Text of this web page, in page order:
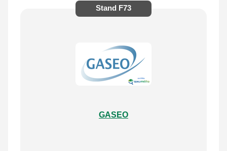
Stand F73
GASEO